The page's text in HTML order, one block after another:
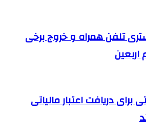
تلفن همراه و خروج برخی
اربعین
دریافت اعتبار مالیاتی